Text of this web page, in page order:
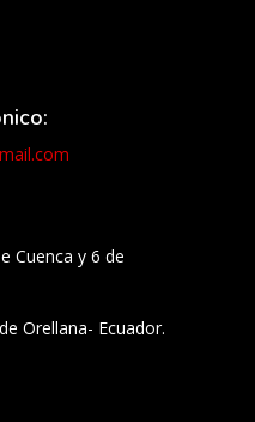
Cuenca y 6 de
Orellana- Ecuador.